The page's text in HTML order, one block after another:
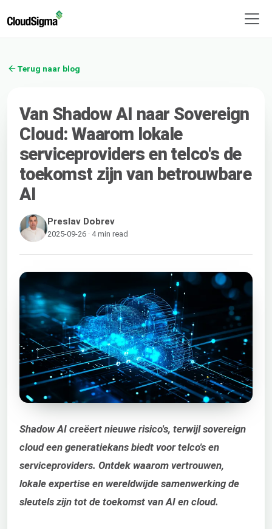
Terug naar blog
Van Shadow AI naar Sovereign
Cloud: Waarom lokale
serviceproviders en telco's de
toekomst zijn van betrouwbare
AI
Preslav Dobrev
2025-09-26 · 4 min read
Shadow AI creëert nieuwe risico's, terwijl sovereign
cloud een generatiekans biedt voor telco's en
serviceproviders. Ontdek waarom vertrouwen,
lokale expertise en wereldwijde samenwerking de
sleutels zijn tot de toekomst van AI en cloud.